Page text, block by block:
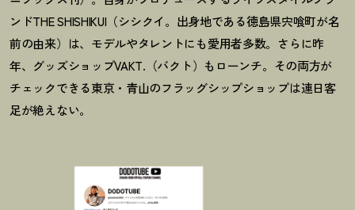
ンドTHE SHISHIKUI（シシクイ。出身地である徳島県宍喰町が名
前の由来）は、モデルやタレントにも愛用者多数。さらに昨
年、グッズショップVAKT.（バクト）もローンチ。その両方が
チェックできる東京・青山のフラッグシップショップは連日客
足が絶えない。